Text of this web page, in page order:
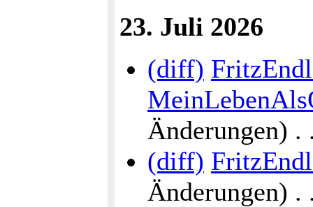
23. Juli 2026
(diff)
Änderungen)
(diff)
Änderungen)